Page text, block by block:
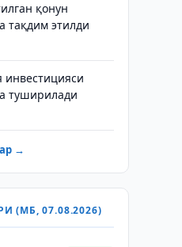
қонун
тақдим этилди
инвестицияси
туширилади
→
(МБ, 07.08.2026)